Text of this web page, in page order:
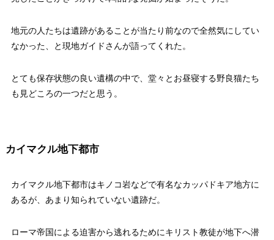
地元の人たちは遺跡があることが当たり前なので全然気にしてい
なかった、と現地ガイドさんが語ってくれた。
とても保存状態の良い遺構の中で、堂々とお昼寝する野良猫たち
も見どころの一つだと思う。
カイマクル地下都市
カイマクル地下都市はキノコ岩などで有名なカッパドキア地方に
あるが、あまり知られていない遺跡だ。
ローマ帝国による迫害から逃れるためにキリスト教徒が地下へ潜